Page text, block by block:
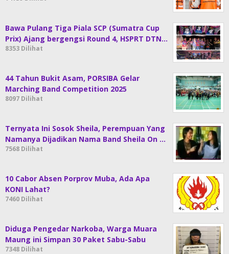
Bawa Pulang Tiga Piala SCP (Sumatra Cup
Prix) Ajang bergengsi Round 4, HSPRT DTN…
8353 Dilihat
44 Tahun Bukit Asam, PORSIBA Gelar
Marching Band Competition 2025
8097 Dilihat
Ternyata Ini Sosok Sheila, Perempuan Yang
Namanya Dijadikan Nama Band Sheila On …
7568 Dilihat
10 Cabor Absen Porprov Muba, Ada Apa
KONI Lahat?
7460 Dilihat
Diduga Pengedar Narkoba, Warga Muara
Maung ini Simpan 30 Paket Sabu-Sabu
7348 Dilihat